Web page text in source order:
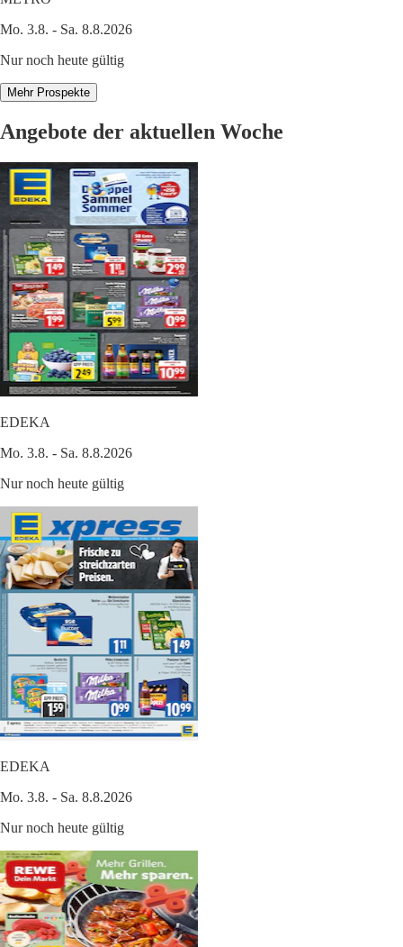
Mo. 3.8. - Sa. 8.8.2026
Nur noch heute gültig
Mehr Prospekte
Angebote der aktuellen Woche
EDEKA
Mo. 3.8. - Sa. 8.8.2026
Nur noch heute gültig
EDEKA
Mo. 3.8. - Sa. 8.8.2026
Nur noch heute gültig